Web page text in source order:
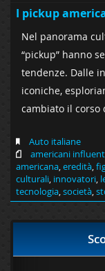
I pickup
Nel panorama
“pickup” hanno
tendenze. Dalle
iconiche,
cambiato il corso
Auto italiane
americani
americana,eredità,
culturali, innovatori,
tecnologia,società,